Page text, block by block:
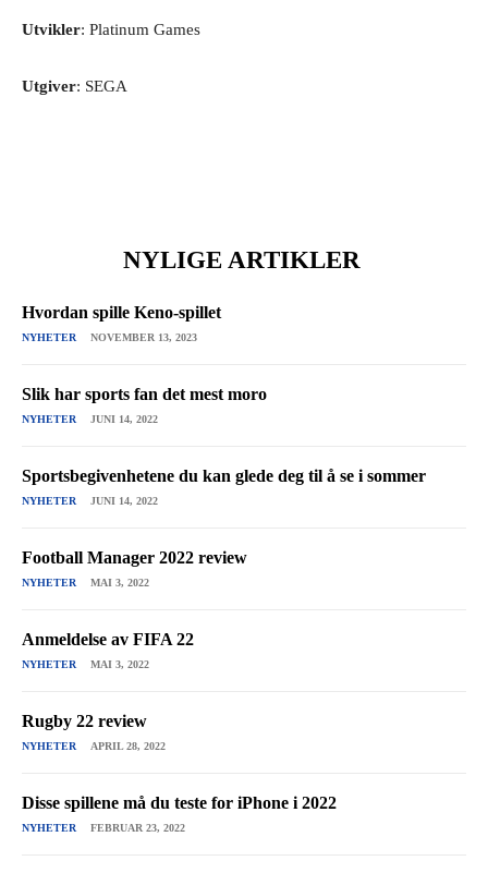
Utvikler: Platinum Games
Utgiver: SEGA
NYLIGE ARTIKLER
Hvordan spille Keno-spillet
NYHETER NOVEMBER 13, 2023
Slik har sports fan det mest moro
NYHETER JUNI 14, 2022
Sportsbegivenhetene du kan glede deg til å se i sommer
NYHETER JUNI 14, 2022
Football Manager 2022 review
NYHETER MAI 3, 2022
Anmeldelse av FIFA 22
NYHETER MAI 3, 2022
Rugby 22 review
NYHETER APRIL 28, 2022
Disse spillene må du teste for iPhone i 2022
NYHETER FEBRUAR 23, 2022